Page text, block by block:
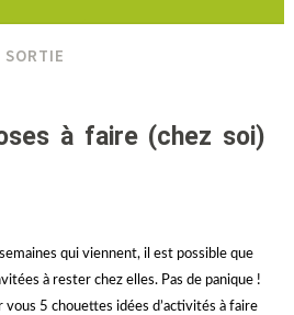
SORTIE
à faire (chez soi)
qui viennent, il est possible que
à rester chez elles. Pas de panique !
vous 5 chouettes idées d’activités à faire